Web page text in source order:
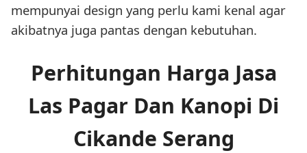
mempunyai design yang perlu kami kenal agar
akibatnya juga pantas dengan kebutuhan.
Perhitungan Harga Jasa
Las Pagar Dan Kanopi Di
Cikande Serang